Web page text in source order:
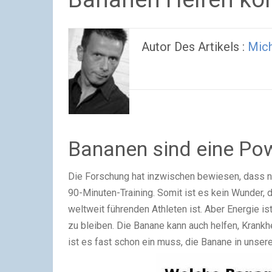
Autor Des Artikels :
Bananen sind eine
Die Forschung hat inzwischen bewiesen, dass
90-Minuten-Training. Somit ist es kein Wunder,
weltweit führenden Athleten ist. Aber Energie
zu bleiben. Die Banane kann auch helfen,
ist es fast schon ein muss, die Banane in